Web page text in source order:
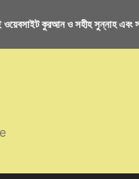
কুরআন ও সহীহ সুন্নাহ এবং